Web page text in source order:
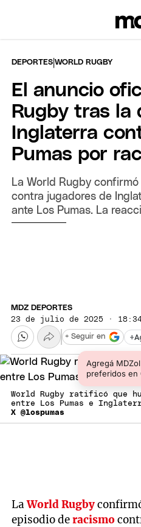
DEPORTES |WORLD RUGBY
El anuncio
Rugby tras la
Inglaterra
Pumas por
La World Rugby
contra jugadores de
ante Los Pumas. La
MDZ DEPORTES
23 de julio de 2025 ·
+
Agregá
preferidos en
+ Seguir en
World Rugby ratificó que
entre Los Pumas e
X @lospumas
LaWorld Rugby
episodio deracismo